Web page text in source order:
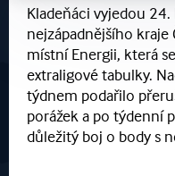
Kladeňáci vyjedou
nejzápadnějšího kraje
místní Energii, která
extraligové tabulky.
týdnem podařilo
porážek a po týdenní
důležitý boj o body s